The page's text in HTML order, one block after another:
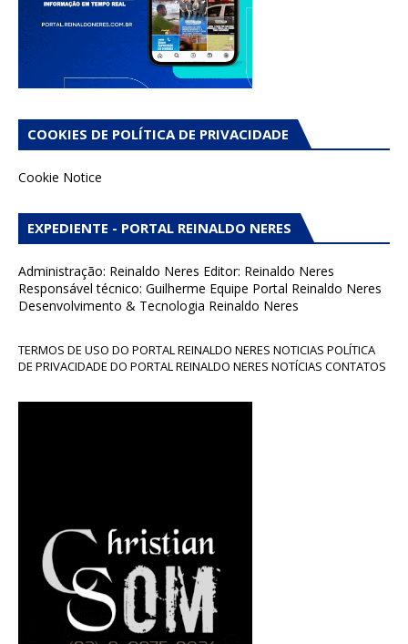
COOKIES DE POLÍTICA DE PRIVACIDADE
Cookie Notice
EXPEDIENTE - PORTAL REINALDO NERES
Administração: Reinaldo Neres Editor: Reinaldo Neres
Responsável técnico: Guilherme Equipe Portal Reinaldo Neres
Desenvolvimento & Tecnologia Reinaldo Neres
TERMOS DE USO DO PORTAL REINALDO NERES NOTICIAS POLÍTICA
DE PRIVACIDADE DO PORTAL REINALDO NERES NOTÍCIAS CONTATOS